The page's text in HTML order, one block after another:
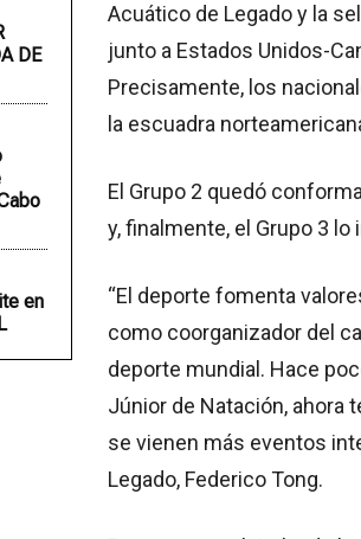
DE
en
Acuático de Legado y la
junto a Estados Unidos-
Precisamente, los
la escuadra
El Grupo 2 quedó
y, finalmente, el Grupo 3
“El deporte fomenta
como coorganizador del
deporte mundial. Hace
Júnior de Natación, ahora
se vienen más eventos
Legado, Federico Tong.